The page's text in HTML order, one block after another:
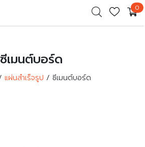
0
ซีเมนต์บอร์ด
แผ่นสำเร็จรูป ซีเมนต์บอร์ด